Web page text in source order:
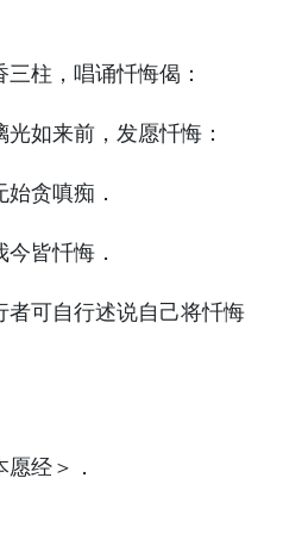
柱，唱诵忏悔偈：
如来前，发愿忏悔：
贪嗔痴．
皆忏悔．
可自行述说自己将忏悔
经＞．